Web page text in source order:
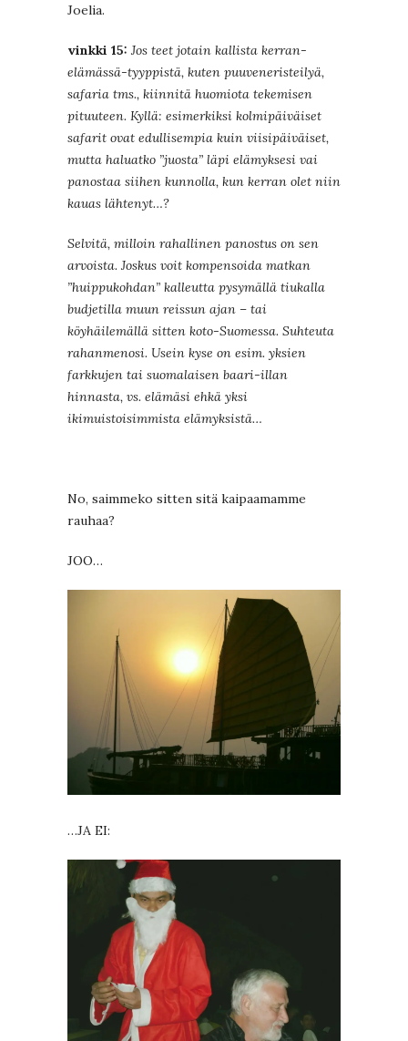
Joelia.
vinkki 15: Jos teet jotain kallista kerran-
elämässä-tyyppistä, kuten puuveneristeilyä,
safaria tms., kiinnitä huomiota tekemisen
pituuteen. Kyllä: esimerkiksi kolmipäiväiset
safarit ovat edullisempia kuin viisipäiväiset,
mutta haluatko ”juosta” läpi elämyksesi vai
panostaa siihen kunnolla, kun kerran olet niin
kauas lähtenyt…?
Selvitä, milloin rahallinen panostus on sen
arvoista. Joskus voit kompensoida matkan
”huippukohdan” kalleutta pysymällä tiukalla
budjetilla muun reissun ajan – tai
köyhäilemällä sitten koto-Suomessa. Suhteuta
rahanmenosi. Usein kyse on esim. yksien
farkkujen tai suomalaisen baari-illan
hinnasta, vs. elämäsi ehkä yksi
ikimuistoisimmista elämyksistä…
No, saimmeko sitten sitä kaipaamamme
rauhaa?
JOO…
…JA EI: